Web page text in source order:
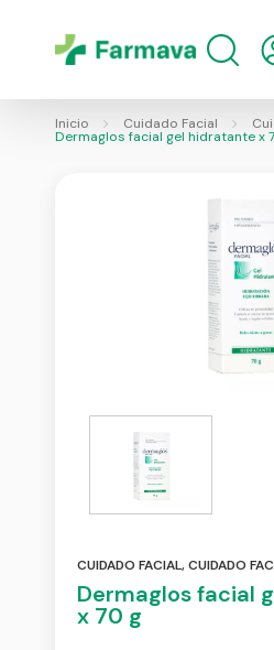
Inicio Cuidado Facial
Dermaglos facial gel hidratante x
CUIDADO FACIAL,CUIDADO
Dermaglos facial
x 70 g